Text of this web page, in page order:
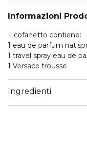
Informazioni
Il cofanetto contiene:
1 eau de parfum
1 travel spray eau de
1 Versace trousse
Ingredienti